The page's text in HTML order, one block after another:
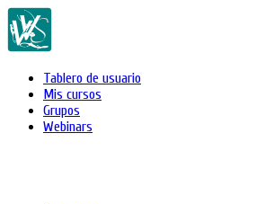
Tablero de usuario
Mis cursos
Grupos
Webinars